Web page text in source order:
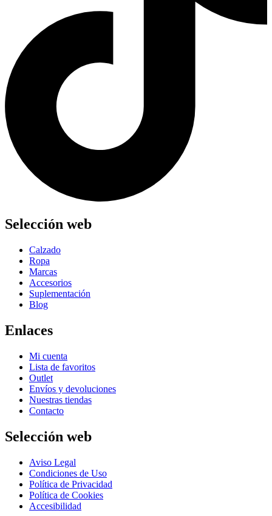
Selección web
Calzado
Ropa
Marcas
Accesorios
Suplementación
Blog
Enlaces
Mi cuenta
Lista de favoritos
Outlet
Envíos y devoluciones
Nuestras tiendas
Contacto
Selección web
Aviso Legal
Condiciones de Uso
Política de Privacidad
Política de Cookies
Accesibilidad